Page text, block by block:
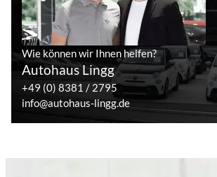
Wie können wir Ihnen helfen?
Autohaus Lingg
+49 (0) 8381 / 2795
info@autohaus-lingg.de